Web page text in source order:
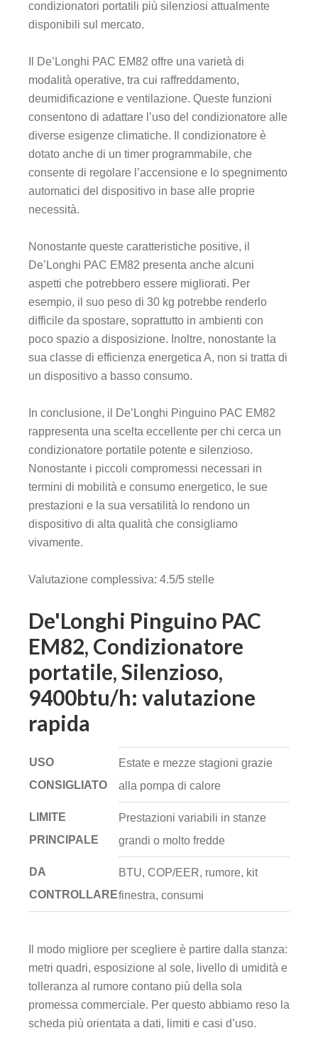
condizionatori portatili più silenziosi attualmente
disponibili sul mercato.
Il De’Longhi PAC EM82 offre una varietà di
modalità operative, tra cui raffreddamento,
deumidificazione e ventilazione. Queste funzioni
consentono di adattare l’uso del condizionatore alle
diverse esigenze climatiche. Il condizionatore è
dotato anche di un timer programmabile, che
consente di regolare l’accensione e lo spegnimento
automatici del dispositivo in base alle proprie
necessità.
Nonostante queste caratteristiche positive, il
De’Longhi PAC EM82 presenta anche alcuni
aspetti che potrebbero essere migliorati. Per
esempio, il suo peso di 30 kg potrebbe renderlo
difficile da spostare, soprattutto in ambienti con
poco spazio a disposizione. Inoltre, nonostante la
sua classe di efficienza energetica A, non si tratta di
un dispositivo a basso consumo.
In conclusione, il De’Longhi Pinguino PAC EM82
rappresenta una scelta eccellente per chi cerca un
condizionatore portatile potente e silenzioso.
Nonostante i piccoli compromessi necessari in
termini di mobilità e consumo energetico, le sue
prestazioni e la sua versatilità lo rendono un
dispositivo di alta qualità che consigliamo
vivamente.
Valutazione complessiva: 4.5/5 stelle
De'Longhi Pinguino PAC
EM82, Condizionatore
portatile, Silenzioso,
9400btu/h: valutazione
rapida
USO
CONSIGLIATO
Estate e mezze stagioni grazie
alla pompa di calore
LIMITE
PRINCIPALE
Prestazioni variabili in stanze
grandi o molto fredde
DA
CONTROLLARE
BTU, COP/EER, rumore, kit
finestra, consumi
Il modo migliore per scegliere è partire dalla stanza:
metri quadri, esposizione al sole, livello di umidità e
tolleranza al rumore contano più della sola
promessa commerciale. Per questo abbiamo reso la
scheda più orientata a dati, limiti e casi d’uso.